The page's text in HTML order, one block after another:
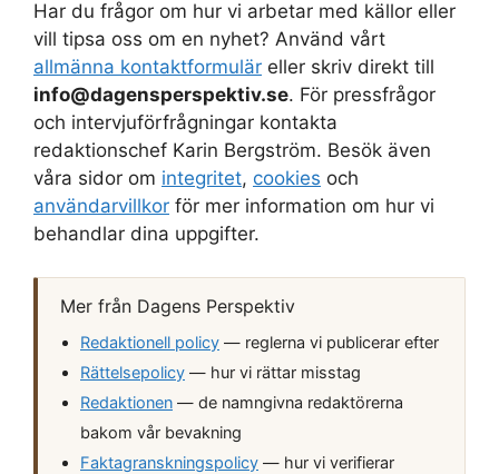
Har du frågor om hur vi arbetar med källor eller
vill tipsa oss om en nyhet? Använd vårt
allmänna kontaktformulär eller skriv direkt till
info@dagensperspektiv.se. För pressfrågor
och intervjuförfrågningar kontakta
redaktionschef Karin Bergström. Besök även
våra sidor om integritet, cookies och
användarvillkor för mer information om hur vi
behandlar dina uppgifter.
Mer från Dagens Perspektiv
Redaktionell policy — reglerna vi publicerar efter
Rättelsepolicy — hur vi rättar misstag
Redaktionen — de namngivna redaktörerna
bakom vår bevakning
Faktagranskningspolicy — hur vi verifierar